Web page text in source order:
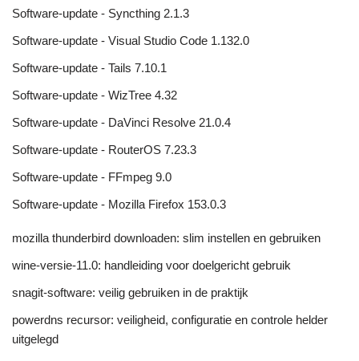
Software-update - Syncthing 2.1.3
Software-update - Visual Studio Code 1.132.0
Software-update - Tails 7.10.1
Software-update - WizTree 4.32
Software-update - DaVinci Resolve 21.0.4
Software-update - RouterOS 7.23.3
Software-update - FFmpeg 9.0
Software-update - Mozilla Firefox 153.0.3
mozilla thunderbird downloaden: slim instellen en gebruiken
wine-versie-11.0: handleiding voor doelgericht gebruik
snagit-software: veilig gebruiken in de praktijk
powerdns recursor: veiligheid, configuratie en controle helder
uitgelegd